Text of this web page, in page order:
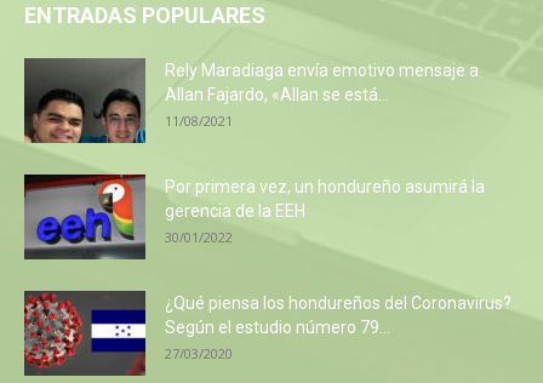
ENTRADAS POPULARES
Rely Maradiaga envía emotivo mensaje a
Allan Fajardo, «Allan se está...
11/08/2021
Por primera vez, un hondureño asumirá la
gerencia de la EEH
30/01/2022
¿Qué piensa los hondureños del Coronavirus?
Según el estudio número 79...
27/03/2020